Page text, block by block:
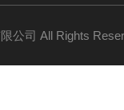
限公司 All Rights